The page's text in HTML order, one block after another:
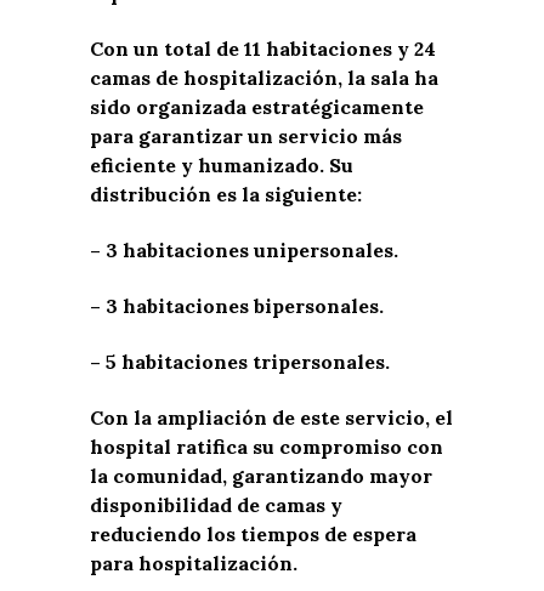
Con un total de 11 habitaciones y 24
camas de hospitalización, la sala ha
sido organizada estratégicamente
para garantizar un servicio más
eficiente y humanizado. Su
distribución es la siguiente:
– 3 habitaciones unipersonales.
– 3 habitaciones bipersonales.
– 5 habitaciones tripersonales.
Con la ampliación de este servicio, el
hospital ratifica su compromiso con
la comunidad, garantizando mayor
disponibilidad de camas y
reduciendo los tiempos de espera
para hospitalización.